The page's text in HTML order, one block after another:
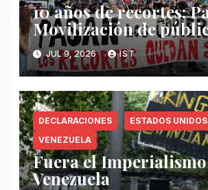
10 años de recortes:
Movilización de
JUL 9, 2026 IST
DECLARACIONES ESTADOS UNIDOS
VENEZUELA
Fuera el
Venezuela